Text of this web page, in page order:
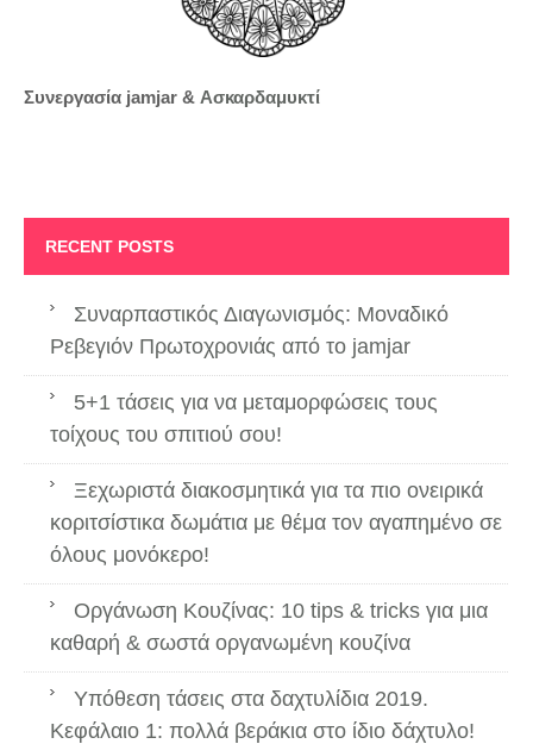
Συνεργασία jamjar & Ασκαρδαμυκτί
RECENT POSTS
Συναρπαστικός Διαγωνισμός: Μοναδικό
Ρεβεγιόν Πρωτοχρονιάς από το jamjar
5+1 τάσεις για να μεταμορφώσεις τους
τοίχους του σπιτιού σου!
Ξεχωριστά διακοσμητικά για τα πιο ονειρικά
κοριτσίστικα δωμάτια με θέμα τον αγαπημένο σε
όλους μονόκερο!
Οργάνωση Κουζίνας: 10 tips & tricks για μια
καθαρή & σωστά οργανωμένη κουζίνα
Υπόθεση τάσεις στα δαχτυλίδια 2019.
Κεφάλαιο 1: πολλά βεράκια στο ίδιο δάχτυλο!